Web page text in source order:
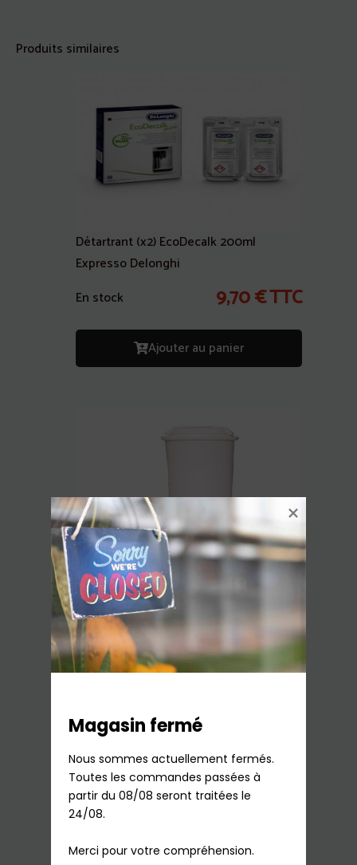
Produits similaires
Détartrant (x2) EcoDecalk 200ml
Expresso Delonghi
En stock
9,70€TTC
Ajouter au panier
Cartouche Anti-calcaire Bouilloire Quick
& Hot Tefal
Sur commande
13,36€ TTC
Magasin fermé
Nous sommes actuellement fermés.
Toutes les commandes passées à
partir du 08/08 seront traitées le
24/08.
Merci pour votre compréhension.